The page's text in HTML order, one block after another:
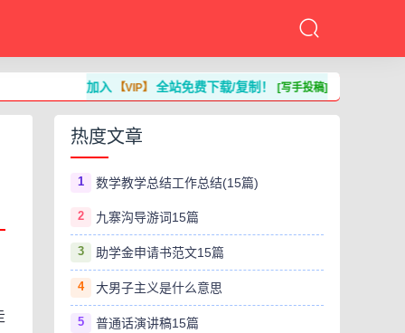
加入【VIP】 全站免费下载/复制！ [写手投稿]
热度文章
1 数学教学总结工作总结(15篇)
2 九寨沟导游词15篇
3 助学金申请书范文15篇
4 大男子主义是什么意思
5 普通话演讲稿15篇